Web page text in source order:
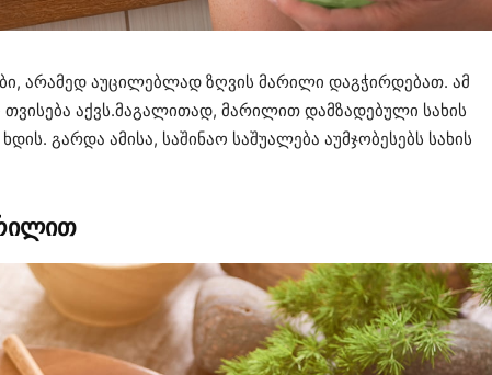
არამედ აუცილებლად ზღვის მარილი დაგჭირდებათ. ამ
აქვს.მაგალითად, მარილით დამზადებული სახის
გარდა ამისა, საშინაო საშუალება აუმჯობესებს სახის